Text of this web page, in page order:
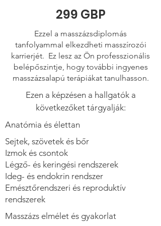
299 GBP
Ezzel a masszázsdiplomás
tanfolyammal elkezdheti masszírozói
karrierjét. Ez lesz az Ön professzionális
belépőszintje, hogy további ingyenes
masszázsalapú terápiákat tanulhasson.
Ezen a képzésen a hallgatók a
következőket tárgyalják:
Anatómia és élettan
Sejtek, szövetek és bőr
Izmok és csontok
Légző- és keringési rendszerek
Ideg- és endokrin rendszer
Emésztőrendszeri és reproduktív
rendszerek
Masszázs elmélet és gyakorlat